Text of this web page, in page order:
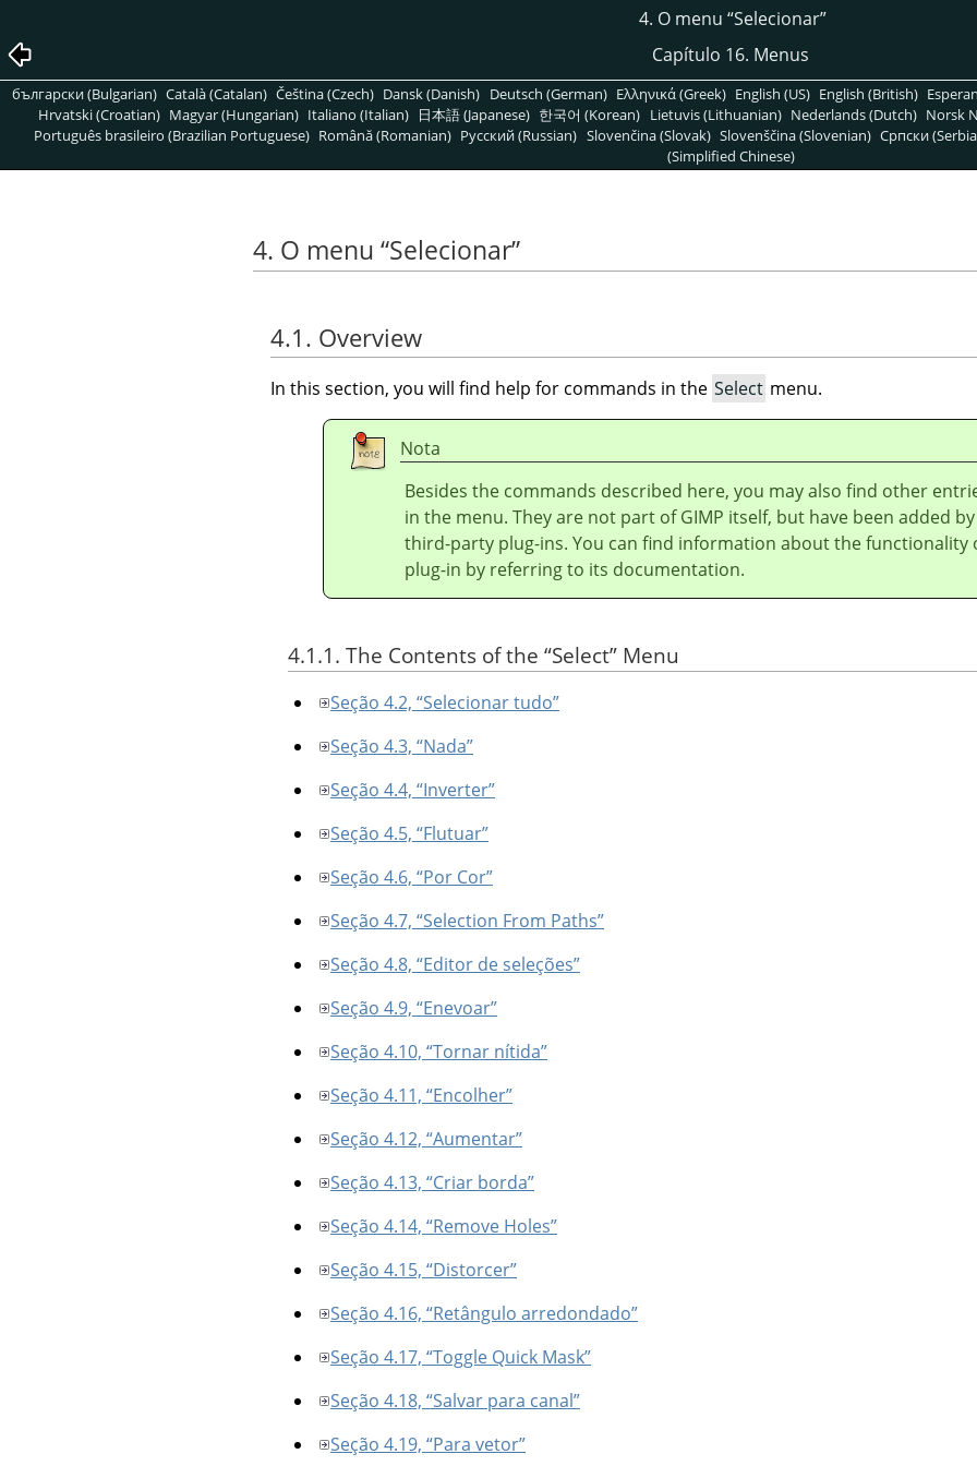
4. O menu “Selecionar”
Capítulo 16. Menus
български (Bulgarian) Català (Catalan) Čeština (Czech) Dansk (Danish) Deutsch (German) Ελληνικά (Greek) English (US) English (British)
Hrvatski (Croatian) Magyar (Hungarian) Italiano (Italian) 日本語 (Japanese) 한국어 (Korean) Lietuvis (Lithuanian) Nederlands (Dutch) Norsk
Português brasileiro (Brazilian Portuguese) Română (Romanian) Pусский (Russian) Slovenčina (Slovak) Slovenščina (Slovenian) Српски
(Simplified Chinese)
4. O menu “Selecionar”
4.1. Overview
In this section, you will find help for commands in the Select menu.
Nota
Besides the commands described here, you may also find other
in the menu. They are not part ofGIMP itself, but have been added by
third-party plug-ins. You can find information about the functionality
plug-in by referring to its documentation.
4.1.1. The Contents of the “Select” Menu
Seção 4.2, “Selecionar tudo”
Seção 4.3, “Nada”
Seção 4.4, “Inverter”
Seção 4.5, “Flutuar”
Seção 4.6, “Por Cor”
Seção 4.7, “Selection From Paths”
Seção 4.8, “Editor de seleções”
Seção 4.9, “Enevoar”
Seção 4.10, “Tornar nítida”
Seção 4.11, “Encolher”
Seção 4.12, “Aumentar”
Seção 4.13, “Criar borda”
Seção 4.14, “Remove Holes”
Seção 4.15, “Distorcer”
Seção 4.16, “Retângulo arredondado”
Seção 4.17, “Toggle Quick Mask”
Seção 4.18, “Salvar para canal”
Seção 4.19, “Para vetor”